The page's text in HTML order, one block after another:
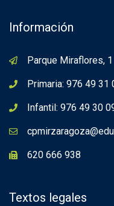
Información
Parque Miraflores,
Primaria: 976 49 31
Infantil: 976 49 30
620 666 938
Textos legales